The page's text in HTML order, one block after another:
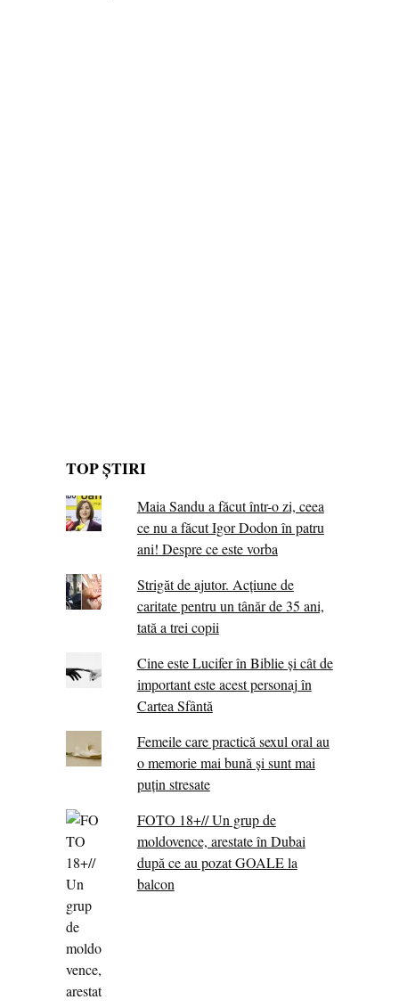
TOP ȘTIRI
Maia Sandu a făcut într-o zi, ceea
ce nu a făcut Igor Dodon în patru
ani! Despre ce este vorba
Strigăt de ajutor. Acțiune de
caritate pentru un tânăr de 35 ani,
tată a trei copii
Cine este Lucifer în Biblie și cât de
important este acest personaj în
Cartea Sfântă
Femeile care practică sexul oral au
o memorie mai bună și sunt mai
puțin stresate
FOTO 18+// Un grup de
moldovence, arestate în Dubai
după ce au pozat GOALE la
balcon